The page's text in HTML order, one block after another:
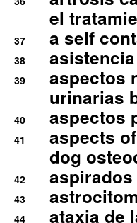
el
37 a self
38
39
aspectos
urinarias
40 aspectos
41
aspects
dog
42
43
44 ataxia de